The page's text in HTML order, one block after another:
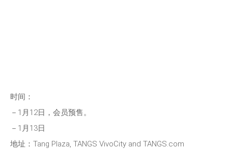
时间：
－1月12日，会员预售。
－1月13日
地址：Tang Plaza, TANGS VivoCity and TANGS.com